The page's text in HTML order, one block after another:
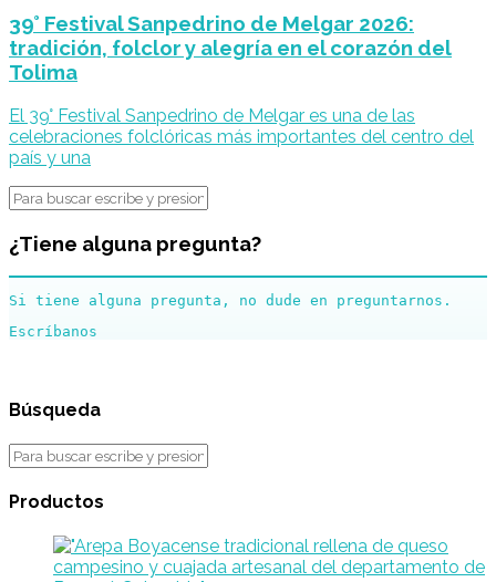
39° Festival Sanpedrino de Melgar 2026:
tradición, folclor y alegría en el corazón del
Tolima
El 39° Festival Sanpedrino de Melgar es una de las
celebraciones folclóricas más importantes del centro del
país y una
¿Tiene alguna pregunta?
Si tiene alguna pregunta, no dude en preguntarnos.
Búsqueda
Productos